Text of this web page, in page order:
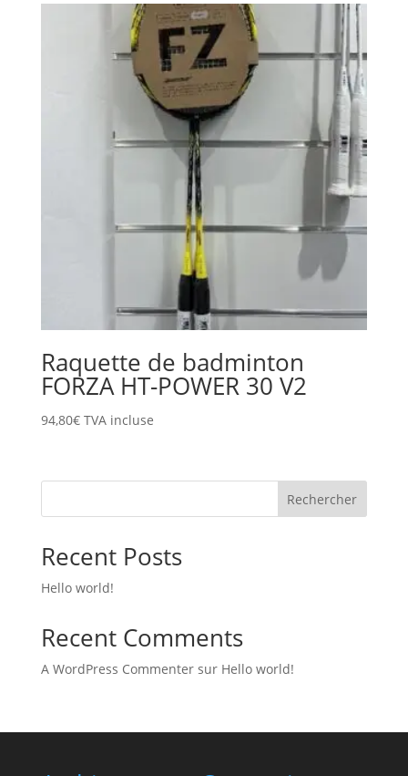
Raquette de badminton
FORZA HT-POWER 30 V2
94,80€ TVA incluse
Rechercher
Recent Posts
Hello world!
Recent Comments
A WordPress Commentersur Hello world!